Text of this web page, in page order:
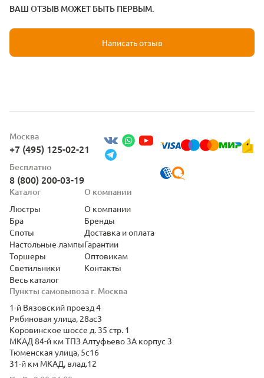
ВАШ ОТЗЫВ МОЖЕТ БЫТЬ ПЕРВЫМ.
Написать отзыв
Москва
+7 (495) 125-02-21
Бесплатно
8 (800) 200-03-19
Пункты самовывоза г. Москва
1-й Вязовский проезд 4
Рябиновая улица, 28ас3
Коровинское шоссе д. 35 стр. 1
МКАД 84-й км ТПЗ Алтуфьево 3А корпус 3
Тюменская улица, 5с16
31-й км МКАД, влад.12
Каталог
Люстры
Бра
Споты
Настольные лампы
Торшеры
Светильники
Весь каталог
О компании
О компании
Бренды
Доставка и оплата
Гарантии
Оптовикам
Контакты